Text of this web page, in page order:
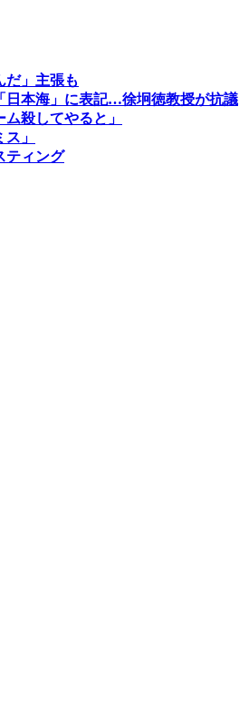
」主張も
本海」に表記…徐坰徳教授が抗議
殺してやると」
」
ティング